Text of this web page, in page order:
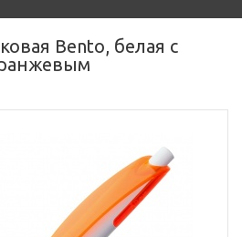
Bento, белая с